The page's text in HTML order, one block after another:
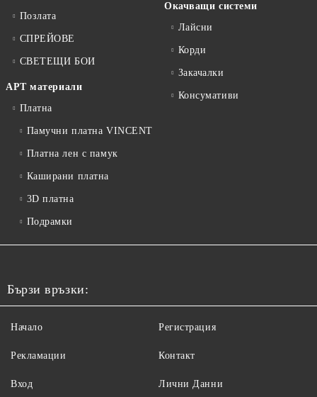
Позлата
СПРЕЙОВЕ
СВЕТЕЩИ БОИ
АРТ материали
Платна
Памучни платна VINCENT
Платна лен с памук
Каширани платна
3D платна
Подрамки
Окачващи системи
Лайсни
Корди
Закачалки
Консумативи
Бързи връзки:
Начало
Рекламации
Вход
Регистрация
Контакт
Лични Данни